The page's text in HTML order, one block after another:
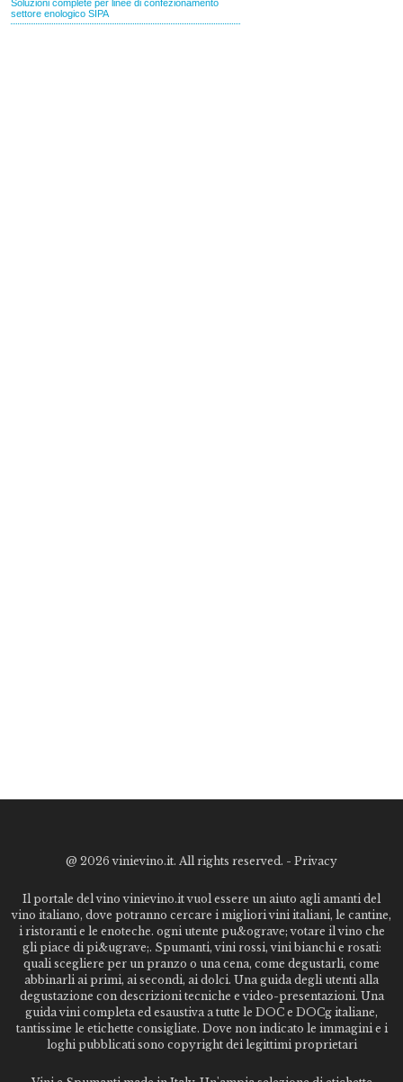
@ 2026 vinievino.it. All rights reserved. - Privacy
Il portale del vino vinievino.it vuol essere un aiuto agli amanti del
vino italiano, dove potranno cercare i migliori vini italiani, le cantine,
i ristoranti e le enoteche. ogni utente pu&ograve; votare il vino che
gli piace di pi&ugrave;. Spumanti, vini rossi, vini bianchi e rosati:
quali scegliere per un pranzo o una cena, come degustarli, come
abbinarli ai primi, ai secondi, ai dolci. Una guida degli utenti alla
degustazione con descrizioni tecniche e video-presentazioni. Una
guida vini completa ed esaustiva a tutte le DOC e DOCg italiane,
tantissime le etichette consigliate. Dove non indicato le immagini e i
loghi pubblicati sono copyright dei legittimi proprietari